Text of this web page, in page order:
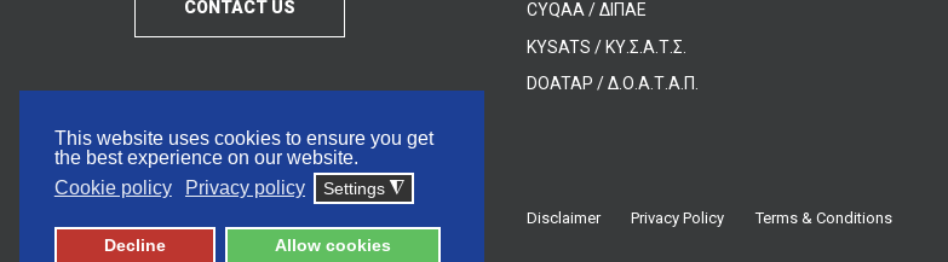
This website uses cookies to ensure you get
the best experience on our website.
Cookie policy
Privacy policy Settings ◮
Decline Allow cookies
CONTACT US
CYQAA / ΔΙΠΑΕ
KYSATS / ΚΥ.Σ.Α.Τ.Σ.
DOATAP / Δ.Ο.Α.Τ.Α.Π.
© 2026 Frederick University Disclaimer Privacy Policy Terms & Conditions